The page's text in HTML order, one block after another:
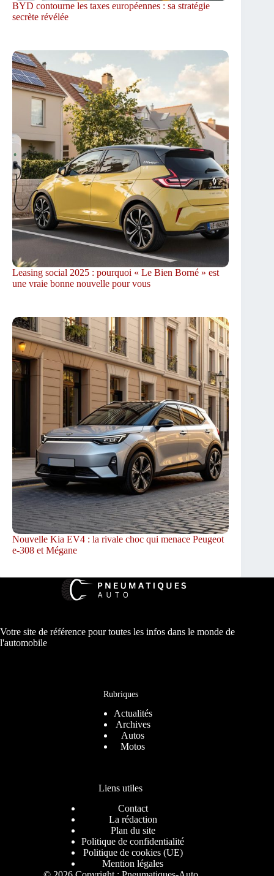
BYD contourne les taxes européennes : sa stratégie
secrète révélée
Leasing social 2025 : pourquoi « Le Bien Borné » est
une vraie bonne nouvelle pour vous
Nouvelle Kia EV4 : la rivale choc qui menace Peugeot
e-308 et Mégane
Votre site de référence pour toutes les infos dans le monde de
l'automobile
Rubriques
Actualités
Archives
Autos
Motos
Liens utiles
Contact
La rédaction
Plan du site
Politique de confidentialité
Politique de cookies (UE)
Mention légales